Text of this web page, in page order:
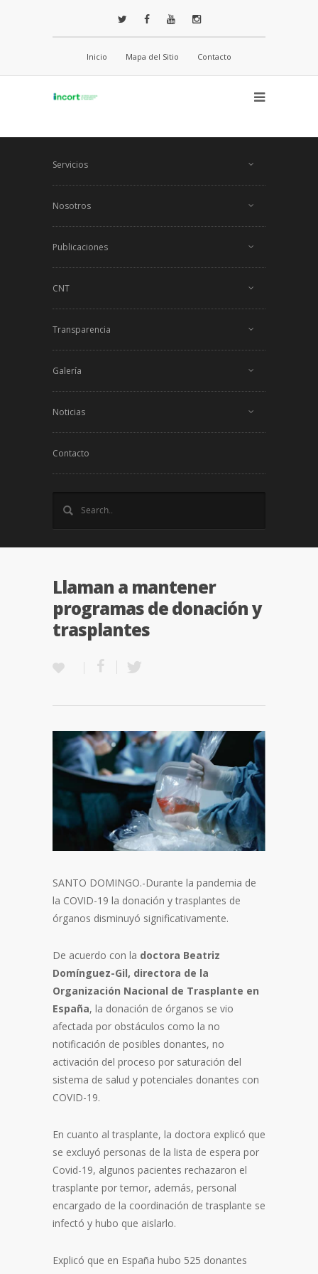
Inicio Mapa del Sitio Contacto
Servicios
Nosotros
Publicaciones
CNT
Transparencia
Galería
Noticias
Contacto
Llaman a mantener
programas de donación y
trasplantes
SANTO DOMINGO.-Durante la pandemia de
la COVID-19 la donación y trasplantes de
órganos disminuyó significativamente.
De acuerdo con la doctora Beatriz
Domínguez-Gil, directora de la
Organización Nacional de Trasplante en
España, la donación de órganos se vio
afectada por obstáculos como la no
notificación de posibles donantes, no
activación del proceso por saturación del
sistema de salud y potenciales donantes con
COVID-19.
En cuanto al trasplante, la doctora explicó que
se excluyó personas de la lista de espera por
Covid-19, algunos pacientes rechazaron el
trasplante por temor, además, personal
encargado de la coordinación de trasplante se
infectó y hubo que aislarlo.
Explicó que en España hubo 525 donantes